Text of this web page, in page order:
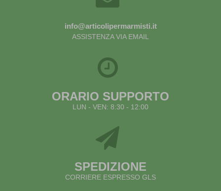
info@articolipermarmisti.it
ASSISTENZA VIA EMAIL
ORARIO SUPPORTO
LUN - VEN: 8:30 - 12:00
SPEDIZIONE
CORRIERE ESPRESSO GLS